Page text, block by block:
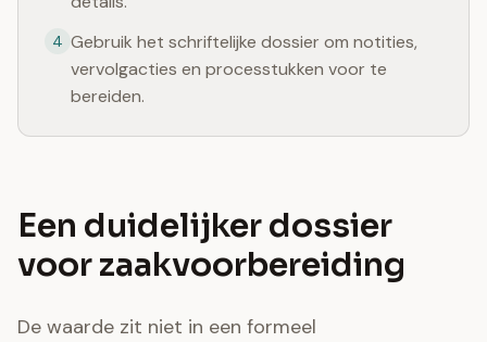
4 Gebruik het schriftelijke dossier om notities,
vervolgacties en processtukken voor te
bereiden.
Een duidelijker dossier
voor zaakvoorbereiding
De waarde zit niet in een formeel